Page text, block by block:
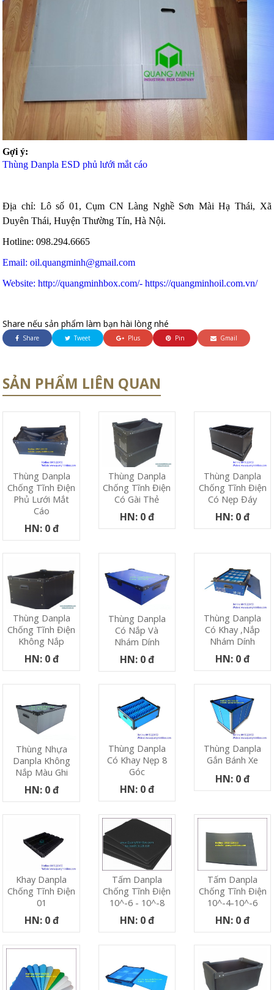
Gợi ý:
Thùng Danpla ESD phủ lưới mắt cáo
Địa chỉ: Lô số 01, Cụm CN Làng Nghề Sơn Mài Hạ Thái, Xã
Duyên Thái, Huyện Thường Tín, Hà Nội.
Hotline: 098.294.6665
Email:oil.quangminh@gmail.com
Website: http://quangminhbox.com/- https://quangminhoil.com.vn/
Share nếu sản phẩm làm bạn hài lòng nhé
Share Tweet Plus Pin Gmail
SẢN PHẨM LIÊN QUAN
Thùng Danpla
Chống Tĩnh Điện
Phủ Lưới Mắt
Cáo
HN: 0 đ
Thùng Danpla
Chống Tĩnh Điện
Có Gài Thẻ
HN: 0 đ
Thùng Danpla
Chống Tĩnh Điện
Có Nẹp Đáy
HN: 0 đ
Thùng Danpla
Chống Tĩnh Điện
Không Nắp
HN: 0 đ
Thùng Danpla
Có Nắp Và
Nhám Dính
HN: 0 đ
Thùng Danpla
Có Khay ,nắp
Nhám Dính
HN: 0 đ
Thùng Nhựa
Danpla Không
Nắp Màu Ghi
HN: 0 đ
Thùng Danpla
Có Khay Nẹp 8
Góc
HN: 0 đ
Thùng Danpla
Gắn Bánh Xe
HN: 0 đ
Khay Danpla
Chống Tĩnh Điện
01
HN: 0 đ
Tấm Danpla
Chống Tĩnh Điện
10^-6 - 10^-8
HN: 0 đ
Tấm Danpla
Chống Tĩnh Điện
10^-4-10^-6
HN: 0 đ